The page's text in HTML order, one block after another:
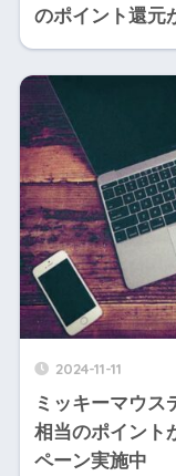
のポイント還元
2024-11-11
ミッキーマウス
相当のポイント
ペーン実施中